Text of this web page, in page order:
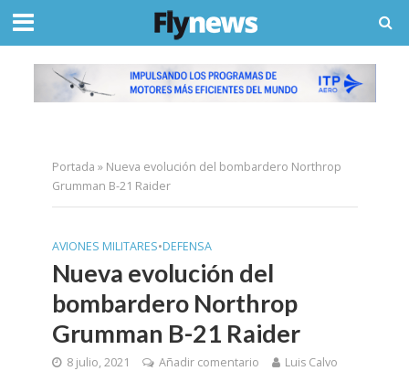
Portada » Nueva evolución del bombardero Northrop
Grumman B-21 Raider
AVIONES MILITARES•DEFENSA
Nueva evolución del
bombardero Northrop
Grumman B-21 Raider
8 julio, 2021 Añadir comentario Luis Calvo